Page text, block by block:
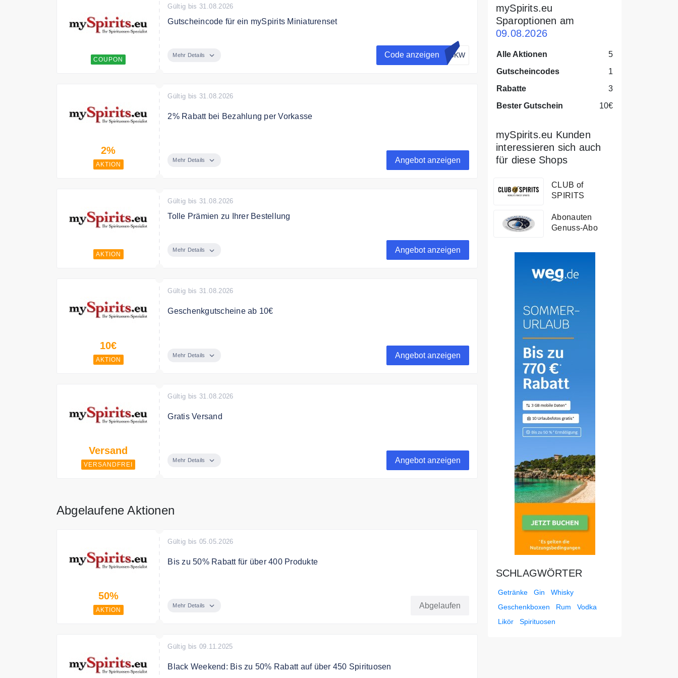
COUPON
Gültig bis 31.08.2026
Gutscheincode für ein mySpirits Miniaturenset
Jeder von Ihnen geworbene Spirituosenfreund erhält einen Gutscheincode für ein
mySpirits Miniaturenset mit zwei Schnäpsen, einem Likör und einem Grappa von
Mehr Details Code anzeigen 03KW
2%
AKTION
Gültig bis 31.08.2026
2% Rabatt bei Bezahlung per Vorkasse
Mehr Details Angebot anzeigen
AKTION
Gültig bis 31.08.2026
Tolle Prämien zu Ihrer Bestellung
Bedingungen
Mehr Details Angebot anzeigen
10€
AKTION
Gültig bis 31.08.2026
Geschenkgutscheine ab 10€
Mehr Details Angebot anzeigen
Versand
VERSANDFREI
Gültig bis 31.08.2026
Gratis Versand
Mehr Details Angebot anzeigen
Abgelaufene Aktionen
50%
AKTION
Gültig bis 05.05.2026
Bis zu 50% Rabatt für über 400 Produkte
Bedingungen
Mehr Details Abgelaufen
Gültig bis 09.11.2025
Black Weekend: Bis zu 50% Rabatt auf über 450 Spirituosen
mySpirits.eu
Sparoptionen am
09.08.2026
Alle Aktionen
5
Gutscheincodes
1
Rabatte
3
Bester Gutschein
10€
mySpirits.eu Kunden
interessieren sich auch
für diese Shops
CLUB of
SPIRITS
Abonauten
Genuss-Abo
SCHLAGWÖRTER
Getränke Gin
Whisky
Geschenkboxen
Rum
Vodka
Likör
Spirituosen